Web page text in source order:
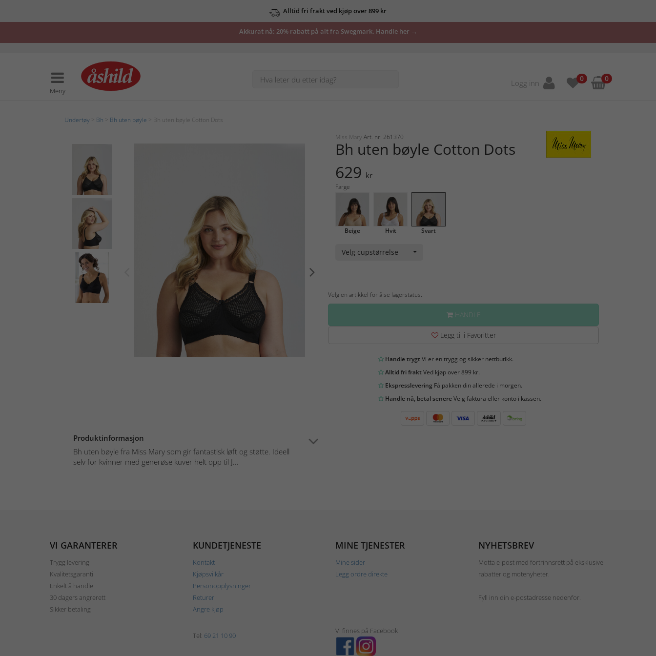
Alltid fri frakt ved kjøp over 899 kr
Akkurat nå: 20% rabatt på alt fra Swegmark. Handle her →
Meny
Logg inn 0 0
Undertøy Bh Bh uten bøyle > Bh uten bøyle Cotton Dots
Produktinformasjon
Bh uten bøyle fra Miss Mary som gir fantastisk løft og støtte. Ideell
selv for kvinner med generøse kuver helt opp til J...
Miss Mary Art. nr: 261370
Bh uten bøyle Cotton Dots
629 kr
Farge
Beige Hvit Svart
Velg cupstørrelse
Velg en artikkel for å se lagerstatus.
HANDLE
Legg til i Favoritter
Handle trygtVi er en trygg og sikker nettbutikk.
Alltid fri fraktVed kjøp over 899 kr.
EkspressleveringFå pakken din allerede i morgen.
Handle nå, betal senereVelg faktura eller konto i kassen.
VI GARANTERER
Trygg levering
Kvalitetsgaranti
Enkelt å handle
30 dagers angrerett
Sikker betaling
KUNDETJENESTE
Kontakt
Kjøpsvilkår
Personopplysninger
Returer
Angre kjøp
MINE TJENESTER
Mine sider
Legg ordre direkte
NYHETSBREV
Motta e-post med fortrinnsrett på eksklusive
rabatter og motenyheter.
Fyll inn din e-postadresse nedenfor.
Tel: 69 21 10 90
Vi finnes på Facebook